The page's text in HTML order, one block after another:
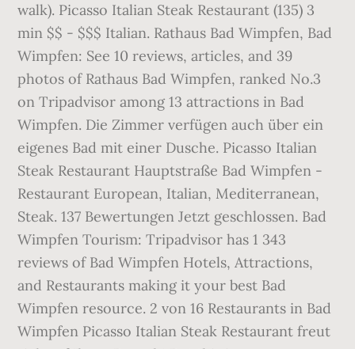
walk). Picasso Italian Steak Restaurant (135) 3
min $$ - $$$ Italian. Rathaus Bad Wimpfen, Bad
Wimpfen: See 10 reviews, articles, and 39
photos of Rathaus Bad Wimpfen, ranked No.3
on Tripadvisor among 13 attractions in Bad
Wimpfen. Die Zimmer verfügen auch über ein
eigenes Bad mit einer Dusche. Picasso Italian
Steak Restaurant Hauptstraße Bad Wimpfen -
Restaurant European, Italian, Mediterranean,
Steak. 137 Bewertungen Jetzt geschlossen. Bad
Wimpfen Tourism: Tripadvisor has 1 343
reviews of Bad Wimpfen Hotels, Attractions,
and Restaurants making it your best Bad
Wimpfen resource. 2 von 16 Restaurants in Bad
Wimpfen Picasso Italian Steak Restaurant freut